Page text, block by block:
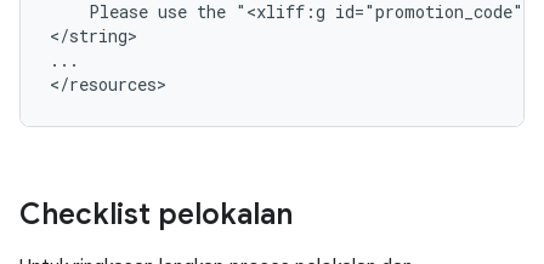
Please use the "<xliff:g
</string>
...
</resources>
Checklist pelokalan